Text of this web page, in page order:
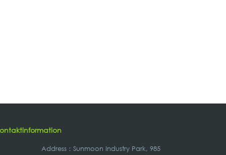
Address ： Sunmoon Industry Park, 985